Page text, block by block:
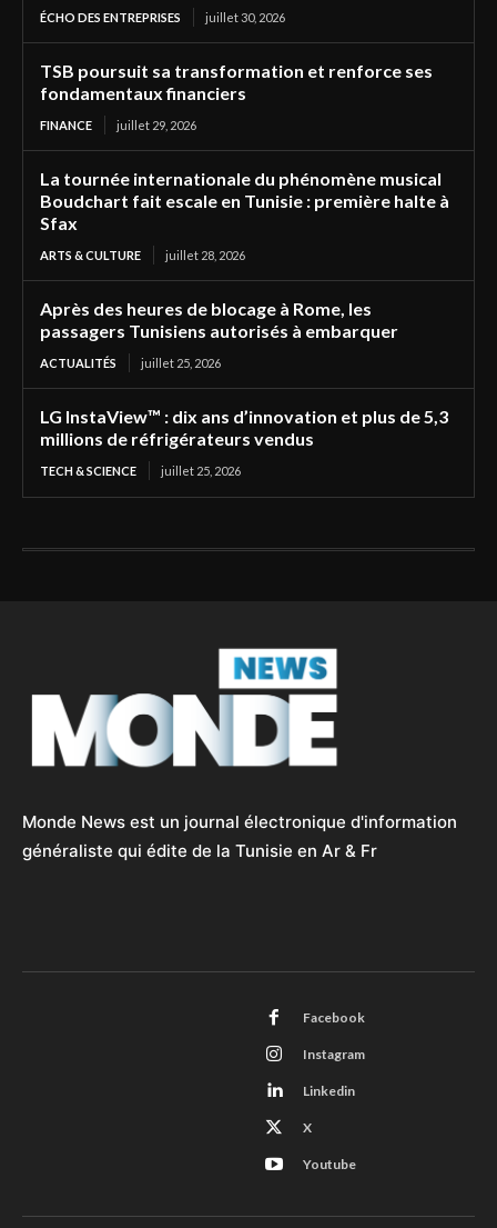
ÉCHO DES ENTREPRISES juillet 30, 2026
TSB poursuit sa transformation et renforce ses
fondamentaux financiers
FINANCE juillet 29, 2026
La tournée internationale du phénomène musical
Boudchart fait escale en Tunisie : première halte à
Sfax
ARTS & CULTURE juillet 28, 2026
Après des heures de blocage à Rome, les
passagers Tunisiens autorisés à embarquer
ACTUALITÉS juillet 25, 2026
LG InstaView™ : dix ans d’innovation et plus de 5,3
millions de réfrigérateurs vendus
TECH & SCIENCE juillet 25, 2026
Monde News est un journal électronique d'information
généraliste qui édite de la Tunisie en Ar & Fr
Facebook
Instagram
Linkedin
X
Youtube